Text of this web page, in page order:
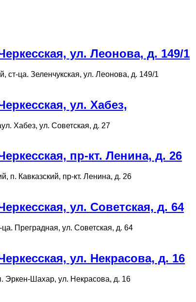
ул. Леонова, д. 149/1
ст-ца. Зеленчукская, ул. Леонова, д. 149/1
ул. Хабез,
Хабез, ул. Советская, д. 27
пр-кт. Ленина, д. 26
п. Кавказский, пр-кт. Ленина, д. 26
ул. Советская, д. 64
Преградная, ул. Советская, д. 64
ул. Некрасова, д. 16
Эркен-Шахар, ул. Некрасова, д. 16